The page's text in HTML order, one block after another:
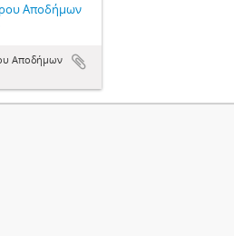
Αποδήμων
Αποδήμων